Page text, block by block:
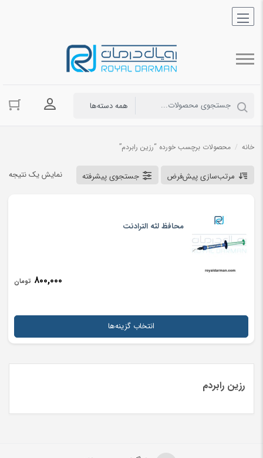
ورود به
خانه / محصولات برچسب خورده “رزین رابردم”
نمایش یک نتیجه مرتب‌سازی پیش‌فرض جستجوی پیشرفته
محافظ لثه الترادنت
۸۰۰,۰۰۰ تومان
انتخاب گزینه‌ها
رزین رابردم